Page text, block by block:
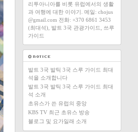
리투아니아를 비롯 유럽에서의 생활
과 여행에 대한 이야기. 메일: chojus
@gmail.com 전화: +370 6861 3453
(최대석), 발트 3국 관광가이드, 쓰루
가이드
발트 3국 발틱 3국 스루 가이드 최대
석을 소개합니다
발트 3국 발틱 3국 스루 가이드 최대
석 소개
초유스가 쓴 유럽의 중앙
KBS TV 최근 초유스 방송
블로그 및 요가일래 소개